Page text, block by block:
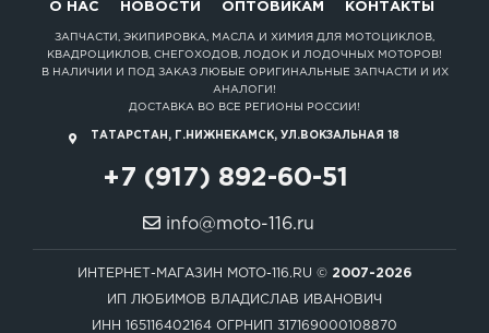
О НАС НОВОСТИ ОПТОВИКАМ КОНТАКТЫ
ЗАПЧАСТИ, ЭКИПИРОВКА, МАСЛА И ХИМИЯ ДЛЯ МОТОЦИКЛОВ,
КВАДРОЦИКЛОВ, СНЕГОХОДОВ, ЛОДОК И ЛОДОЧНЫХ МОТОРОВ!
В НАЛИЧИИ И ПОД ЗАКАЗ ЛЮБЫЕ ОРИГИНАЛЬНЫЕ ЗАПЧАСТИ И ИХ
АНАЛОГИ!
ДОСТАВКА ВО ВСЕ РЕГИОНЫ РОССИИ!
ТАТАРСТАН, Г.НИЖНЕКАМСК, УЛ.ВОКЗАЛЬНАЯ 18
+7 (917) 892-60-51
info@moto-116.ru
ИНТЕРНЕТ-МАГАЗИН MOTO-116.RU © 2007-2026
ИП ЛЮБИМОВ ВЛАДИСЛАВ ИВАНОВИЧ
ИНН 165116402164 ОГРНИП 317169000108870